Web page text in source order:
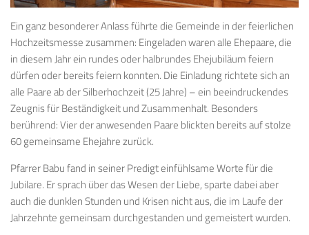
Ein ganz besonderer Anlass führte die Gemeinde in der feierlichen
Hochzeitsmesse zusammen: Eingeladen waren alle Ehepaare, die
in diesem Jahr ein rundes oder halbrundes Ehejubiläum feiern
dürfen oder bereits feiern konnten. Die Einladung richtete sich an
alle Paare ab der Silberhochzeit (25 Jahre) – ein beeindruckendes
Zeugnis für Beständigkeit und Zusammenhalt. Besonders
berührend: Vier der anwesenden Paare blickten bereits auf stolze
60 gemeinsame Ehejahre zurück.
Pfarrer Babu fand in seiner Predigt einfühlsame Worte für die
Jubilare. Er sprach über das Wesen der Liebe, sparte dabei aber
auch die dunklen Stunden und Krisen nicht aus, die im Laufe der
Jahrzehnte gemeinsam durchgestanden und gemeistert wurden.